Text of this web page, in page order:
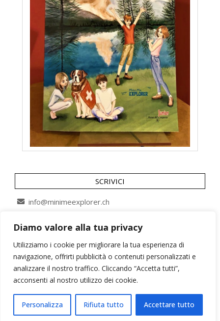
Diamo valore alla tua privacy
Utilizziamo i cookie per migliorare la tua esperienza di
navigazione, offrirti pubblicità o contenuti personalizzati e
analizzare il nostro traffico. Cliccando “Accetta tutti”,
acconsenti al nostro utilizzo dei cookie.
Personalizza Rifiuta tutto Accettare tutto
SCRIVICI
info@minimeexplorer.ch
Minimeexplorer©2026